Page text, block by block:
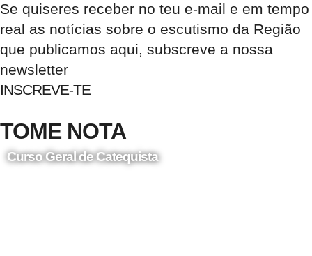
Se quiseres receber no teu e-mail e em tempo
real as notícias sobre o escutismo da Região
que publicamos aqui, subscreve a nossa
newsletter
INSCREVE-TE
TOME NOTA
Curso Geral de Catequista